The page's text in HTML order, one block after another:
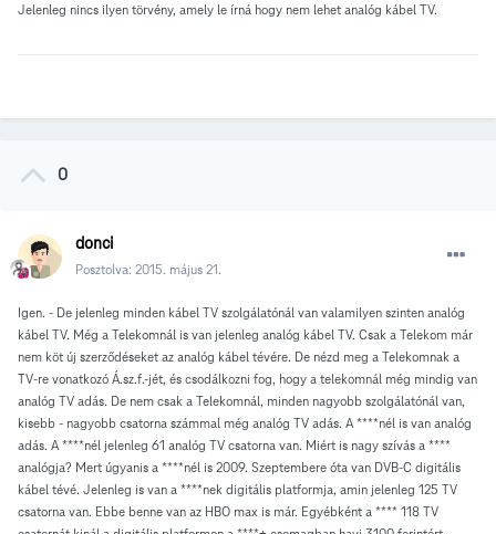
Jelenleg nincs ilyen törvény, amely le írná hogy nem lehet analóg kábel TV.
0
donci
Posztolva: 2015. május 21.
Igen. - De jelenleg minden kábel TV szolgálatónál van valamilyen szinten analóg
kábel TV. Még a Telekomnál is van jelenleg analóg kábel TV. Csak a Telekom már
nem köt új szerződéseket az analóg kábel tévére. De nézd meg a Telekomnak a
TV-re vonatkozó Á.sz.f.-jét, és csodálkozni fog, hogy a telekomnál még mindig van
analóg TV adás. De nem csak a Telekomnál, minden nagyobb szolgálatónál van,
kisebb - nagyobb csatorna számmal még analóg TV adás. A ****nél is van analóg
adás. A ****nél jelenleg 61 analóg TV csatorna van. Miért is nagy szívás a ****
analógja? Mert úgyanis a ****nél is 2009. Szeptembere óta van DVB-C digitális
kábel tévé. Jelenleg is van a ****nek digitális platformja, amin jelenleg 125 TV
csatorna van. Ebbe benne van az HBO max is már. Egyébként a **** 118 TV